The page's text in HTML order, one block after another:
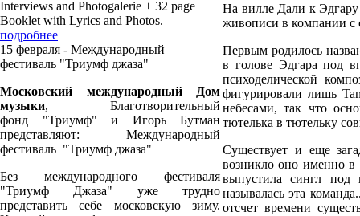
Interviews and Photogalerie + 32 page
Booklet with Lyrics and Photos.
подробнее
15 февраля - Международный
фестиваль "Триумф джаза"
Московский международный Дом
музыки, Благотворительный
фонд "Триумф" и Игорь Бутман
представляют: Международный
фестиваль "Триумф джаза"
Без международного фестиваля
"Триумф Джаза" уже трудно
представить себе московскую зиму.
На вилле Дали к
живописи в компании с
Первым родилось
в голове Эдгара под
психоделической
фигурировали лишь
небесами, так что
тютелька в тютельку
Существует и еще
возникло оно именно в
выпустила сингл
называлась эта
отсчет времени